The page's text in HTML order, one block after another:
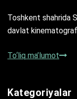
Toshkent shahrida
davlat
To‘liq ma’lumot
Kategoriyalar